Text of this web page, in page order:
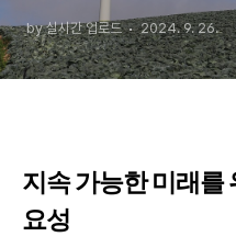
by 실시간 업로드 2024. 9. 26.
지속 가능한 미래를
요성